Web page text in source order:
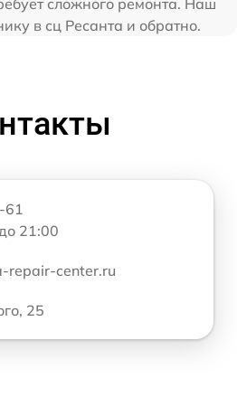
в сц Ресанта и обратно.
61
21:00
repair-center.ru
25